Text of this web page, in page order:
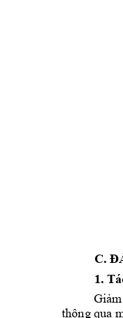
C.
1.
Giảm
thông qua